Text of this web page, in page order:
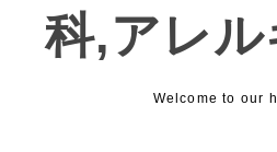
科,アレル
Welcome to our